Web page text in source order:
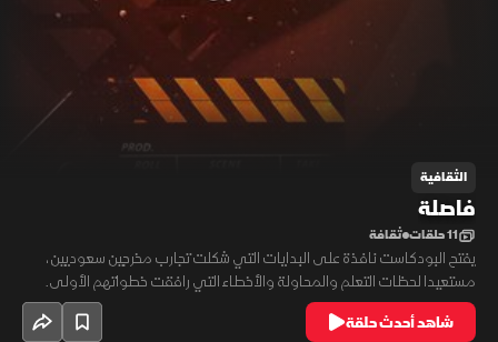
الثقافية
فاصلة
11 حلقات ثقافة
يفتح البودكاست نافذة على البدايات التي شكلت تجارب مخرجين سعوديين،
مستعيدا لحظات التعلم والمحاولة والأخطاء التي رافقت خطواتهم الأولى.
ومن خلال هذه الحكايات تتجلى ملامح رحلة إبداعية تكشف كيف تسهم التجارب
المبكرة في بناء الرؤية الفنية وصناعة المسار السينمائي.
شاهد أحدث حلقة